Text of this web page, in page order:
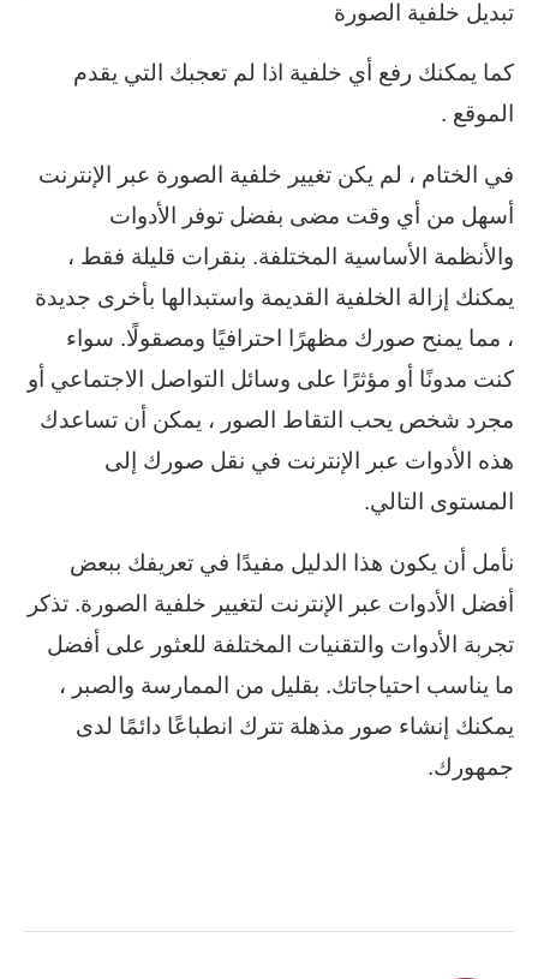
تبديل خلفية الصورة
كما يمكنك رفع أي خلفية اذا لم تعجبك التي يقدم
الموقع .
في الختام ، لم يكن تغيير خلفية الصورة عبر الإنترنت
أسهل من أي وقت مضى بفضل توفر الأدوات
والأنظمة الأساسية المختلفة. بنقرات قليلة فقط ،
يمكنك إزالة الخلفية القديمة واستبدالها بأخرى جديدة
، مما يمنح صورك مظهرًا احترافيًا ومصقولًا. سواء
كنت مدونًا أو مؤثرًا على وسائل التواصل الاجتماعي أو
مجرد شخص يحب التقاط الصور ، يمكن أن تساعدك
هذه الأدوات عبر الإنترنت في نقل صورك إلى
المستوى التالي.
نأمل أن يكون هذا الدليل مفيدًا في تعريفك ببعض
أفضل الأدوات عبر الإنترنت لتغيير خلفية الصورة. تذكر
تجربة الأدوات والتقنيات المختلفة للعثور على أفضل
ما يناسب احتياجاتك. بقليل من الممارسة والصبر ،
يمكنك إنشاء صور مذهلة تترك انطباعًا دائمًا لدى
جمهورك.